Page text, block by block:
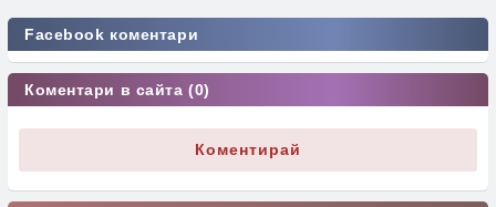
Facebook коментари
Коментари в сайта (0)
Коментирай